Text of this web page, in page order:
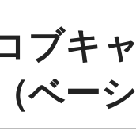
ブキ
ベー